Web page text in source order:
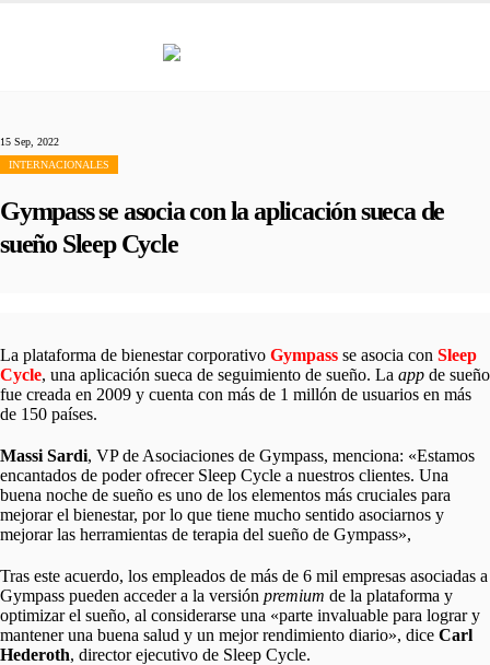
15 Sep, 2022
INTERNACIONALES
Gympass se asocia con la aplicación sueca de
sueño Sleep Cycle
La plataforma de bienestar corporativo Gympass se asocia con Sleep
Cycle, una aplicación sueca de seguimiento de sueño. La app de sueño
fue creada en 2009 y cuenta con más de 1 millón de usuarios en más
de 150 países.
Massi Sardi, VP de Asociaciones de Gympass, menciona: «Estamos
encantados de poder ofrecer Sleep Cycle a nuestros clientes. Una
buena noche de sueño es uno de los elementos más cruciales para
mejorar el bienestar, por lo que tiene mucho sentido asociarnos y
mejorar las herramientas de terapia del sueño de Gympass»,
Tras este acuerdo, los empleados de más de 6 mil empresas asociadas a
Gympass pueden acceder a la versión premium de la plataforma y
optimizar el sueño, al considerarse una «parte invaluable para lograr y
mantener una buena salud y un mejor rendimiento diario», dice Carl
Hederoth, director ejecutivo de Sleep Cycle.